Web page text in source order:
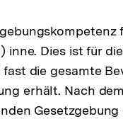
Dies ist für
die gesamte
erhält. Nach